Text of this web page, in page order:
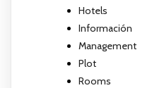
Hotels
Información
Management
Plot
Rooms